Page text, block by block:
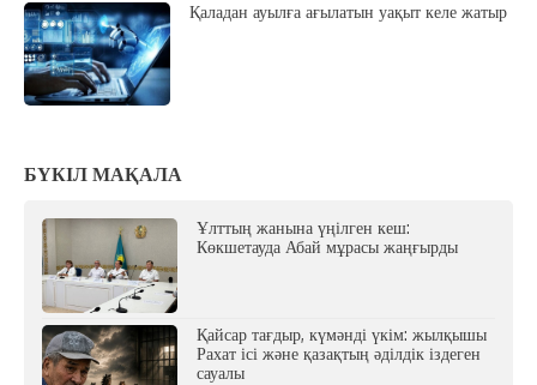
Қаладан ауылға ағылатын уақыт келе жатыр
БҮКІЛ МАҚАЛА
Ұлттың жанына үңілген кеш:
Көкшетауда Абай мұрасы жаңғырды
Қайсар тағдыр, күмәнді үкім: жылқышы
Рахат ісі және қазақтың әділдік іздеген
сауалы